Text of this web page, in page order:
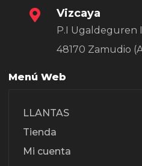
Vizcaya
P.I Ugaldeguren
48170 Zamudio
Menú Web
LLANTAS
Tienda
Mi cuenta